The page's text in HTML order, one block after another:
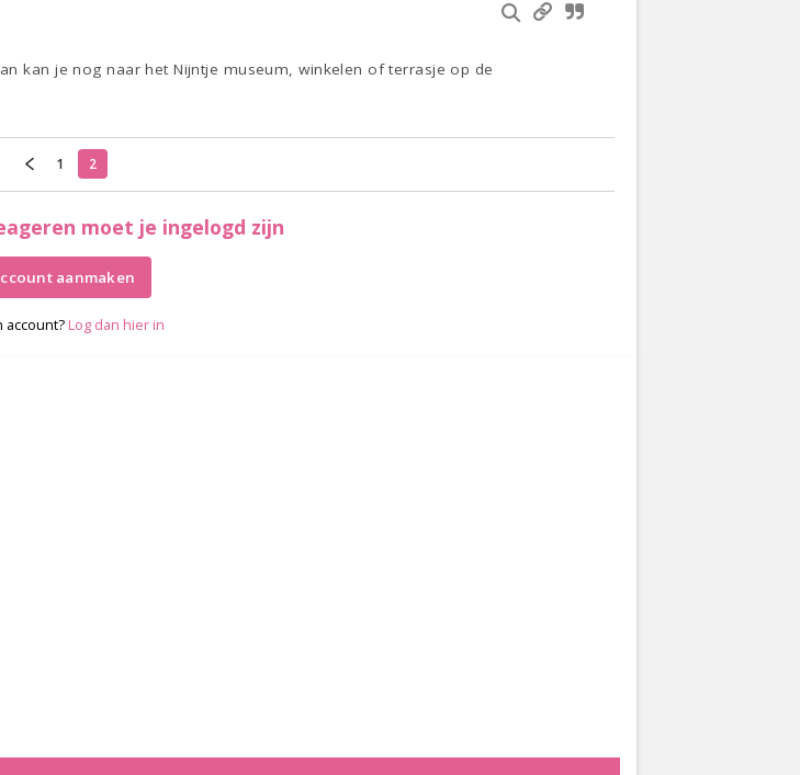
kan je nog naar het Nijntje museum, winkelen of terrasje op de
1 2
moet je ingelogd zijn
aanmaken
account? Log dan hier in